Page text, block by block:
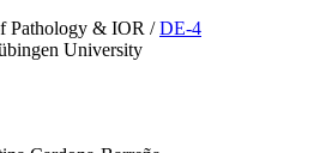
Pathology & IOR /DE-4
University